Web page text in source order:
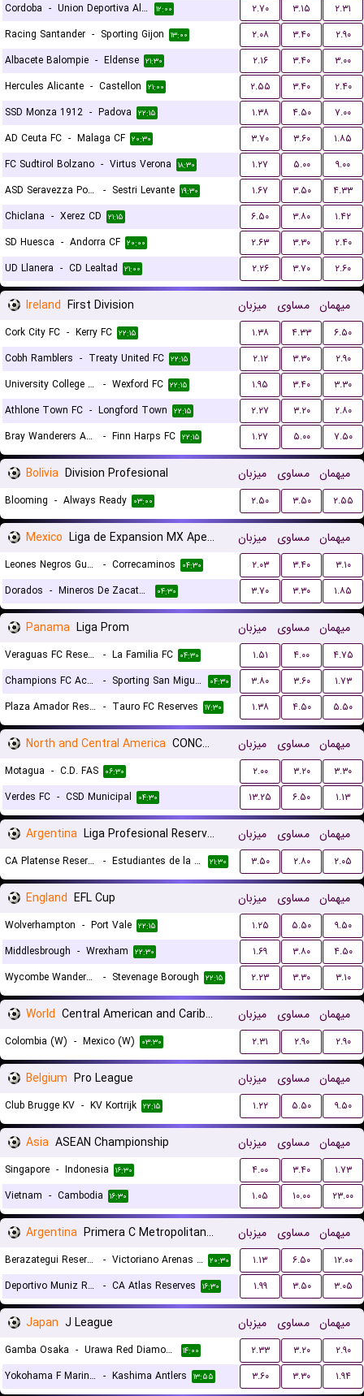
Cordoba - Union Deportiva Almeria ۱۲:۰۰ ۲.۷۰ ۳.۱۵
۲.۳۱
Racing Santander - Sporting Gijon ۱۳:۰۰ ۲.۰۸ ۳.۴۰
۲.۹۰
Albacete Balompie - Eldense ۲۱:۳۰ ۲.۱۶ ۳.۴۰
۳.۰۰
Hercules Alicante - Castellon ۲۱:۰۰ ۲.۵۵ ۳.۴۰
۲.۴۰
SSD Monza 1912 - Padova ۲۲:۱۵ ۱.۳۸ ۴.۵۰
۷.۰۰
AD Ceuta FC - Malaga CF ۲۰:۳۰ ۳.۷۰ ۳.۶۰
۱.۸۵
FC Sudtirol Bolzano - Virtus Verona ۱۸:۳۰ ۱.۲۷ ۵.۰۰
۹.۰۰
ASD Seravezza Pozzi Calcio
- Sestri Levante ۱۹:۳۰ ۱.۶۷ ۳.۵۰
۴.۳۳
Chiclana - Xerez CD ۲۱:۱۵ ۶.۵۰ ۳.۸۰
۱.۴۲
SD Huesca - Andorra CF ۲۰:۰۰ ۲.۶۳ ۳.۳۰
۲.۴۰
UD Llanera - CD Lealtad ۲۱:۰۰ ۲.۲۶ ۳.۷۰ ۲.۶۰
Ireland First Division میزبان مساوی میهمان
Cork City FC - Kerry FC ۲۲:۱۵ ۱.۳۸ ۴.۳۳
۶.۵۰
Cobh Ramblers - Treaty United FC ۲۲:۱۵ ۲.۱۲ ۳.۳۰
۲.۹۰
University College Dublin FC
- Wexford FC ۲۲:۱۵ ۱.۹۵ ۳.۴۰
۳.۳۰
Athlone Town FC - Longford Town ۲۲:۱۵ ۲.۲۷ ۳.۲۰
۲.۸۰
Bray Wanderers AFC
- Finn Harps FC ۲۲:۱۵ ۱.۲۷ ۵.۰۰ ۷.۵۰
Bolivia Division Profesional میزبان مساوی میهمان
Blooming - Always Ready ۰۳:۰۰ ۲.۵۰ ۳.۵۰ ۲.۵۵
Mexico Liga de Expansion MX Apertura میزبان مساوی میهمان
Leones Negros Guadalajara - Correcaminos ۰۴:۳۰ ۲.۰۳ ۳.۴۰
۳.۱۰
Dorados - Mineros De Zacatecas ۰۴:۳۰ ۳.۷۰ ۳.۳۰ ۱.۸۵
Panama Liga Prom میزبان مساوی میهمان
Veraguas FC Reserves - La Familia FC ۰۴:۳۰ ۱.۵۱ ۴.۰۰
۴.۷۵
Champions FC Academy
- Sporting San Miguelito Reserves ۰۴:۳۰ ۳.۸۰ ۳.۶۰
۱.۷۳
Plaza Amador Reserves - Tauro FC Reserves ۱۷:۳۰ ۱.۳۸ ۴.۵۰ ۵.۵۰
North and Central America CONCACAF Central American Cup, Group D میزبان مساوی میهمان
Motagua - C.D. FAS ۰۶:۳۰ ۲.۰۰ ۳.۲۰
۳.۳۰
Verdes FC - CSD Municipal ۰۴:۳۰ ۱۳.۲۵ ۶.۵۰ ۱.۱۳
Argentina Liga Profesional Reserves میزبان مساوی میهمان
CA Platense Reserves - Estudiantes de la Plata Reserves ۲۱:۳۰ ۳.۵۰ ۲.۸۰ ۲.۰۵
England EFL Cup میزبان مساوی میهمان
Wolverhampton - Port Vale ۲۲:۱۵ ۱.۲۵ ۵.۵۰
۹.۵۰
Middlesbrough - Wrexham ۲۲:۳۰ ۱.۶۹ ۳.۸۰
۴.۵۰
Wycombe Wanderers
- Stevenage Borough ۲۲:۱۵ ۲.۲۳ ۳.۳۰ ۳.۱۰
World Central American and Caribbean Games Women میزبان مساوی میهمان
Colombia (W) - Mexico (W) ۰۳:۳۰ ۲.۳۱ ۲.۹۰ ۲.۹۰
Belgium Pro League میزبان مساوی میهمان
Club Brugge KV - KV Kortrijk ۲۲:۱۵ ۱.۲۲ ۵.۵۰ ۹.۵۰
Asia ASEAN Championship میزبان مساوی میهمان
Singapore - Indonesia ۱۶:۳۰ ۴.۰۰ ۳.۴۰
۱.۷۳
Vietnam - Cambodia ۱۶:۳۰ ۱.۰۵ ۱۰.۰۰ ۲۳.۰۰
Argentina Primera C Metropolitana Reserves میزبان مساوی میهمان
Berazategui Reserves - Victoriano Arenas Reserves ۲۰:۳۰ ۱.۱۳ ۶.۵۰
۱۲.۰۰
Deportivo Muniz Reserves
- CA Atlas Reserves ۱۶:۳۰ ۱.۹۹ ۳.۵۰ ۳.۰۵
Japan J League میزبان مساوی میهمان
Gamba Osaka - Urawa Red Diamonds ۱۴:۰۰ ۲.۳۳ ۳.۲۰
۲.۹۰
Yokohama F Marinos - Kashima Antlers ۱۳:۵۵ ۳.۶۰ ۳.۳۰ ۱.۹۴